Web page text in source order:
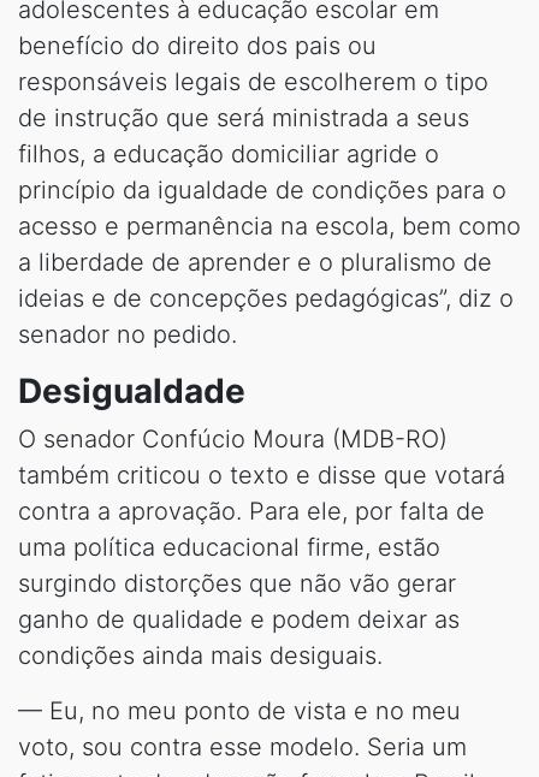
adolescentes à educação escolar em
benefício do direito dos pais ou
responsáveis legais de escolherem o tipo
de instrução que será ministrada a seus
filhos, a educação domiciliar agride o
princípio da igualdade de condições para o
acesso e permanência na escola, bem como
a liberdade de aprender e o pluralismo de
ideias e de concepções pedagógicas”, diz o
senador no pedido.
Desigualdade
O senador Confúcio Moura (MDB-RO)
também criticou o texto e disse que votará
contra a aprovação. Para ele, por falta de
uma política educacional firme, estão
surgindo distorções que não vão gerar
ganho de qualidade e podem deixar as
condições ainda mais desiguais.
— Eu, no meu ponto de vista e no meu
voto, sou contra esse modelo. Seria um